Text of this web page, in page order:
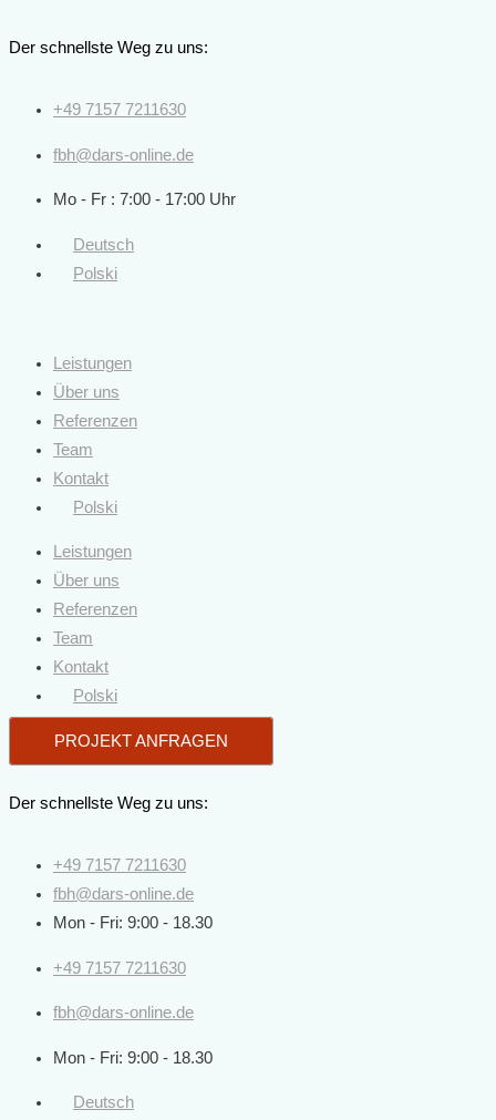
Inhalt
Der schnellste Weg zu uns:
+49 7157 7211630
fbh@dars-online.de
Mo - Fr : 7:00 - 17:00 Uhr
Deutsch
Polski
Leistungen
Über uns
Referenzen
Team
Kontakt
Polski
Leistungen
Über uns
Referenzen
Team
Kontakt
Polski
PROJEKT ANFRAGEN
Der schnellste Weg zu uns:
+49 7157 7211630
fbh@dars-online.de
Mon - Fri: 9:00 - 18.30
+49 7157 7211630
fbh@dars-online.de
Mon - Fri: 9:00 - 18.30
Deutsch